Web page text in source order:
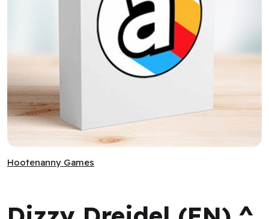
Hootenanny Games